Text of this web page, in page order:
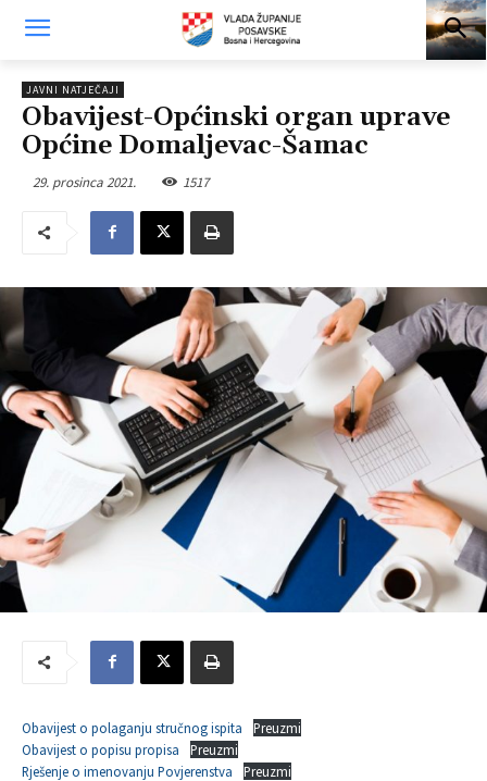
JAVNI NATJEČAJI
Obavijest-Općinski organ uprave
Općine Domaljevac-Šamac
29. prosinca 2021. 1517
Obavijest o polaganju stručnog ispita
Preuzmi
Obavijest o popisu propisa
Preuzmi
Rješenje o imenovanju Povjerenstva
Preuzmi